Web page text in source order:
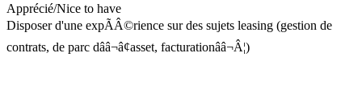
Apprécié/Nice to have
Disposer d'une expÃÂ©rience sur des sujets leasing (gestion de
contrats, de parc dââ¬â¢asset, facturationââ¬Â¦)